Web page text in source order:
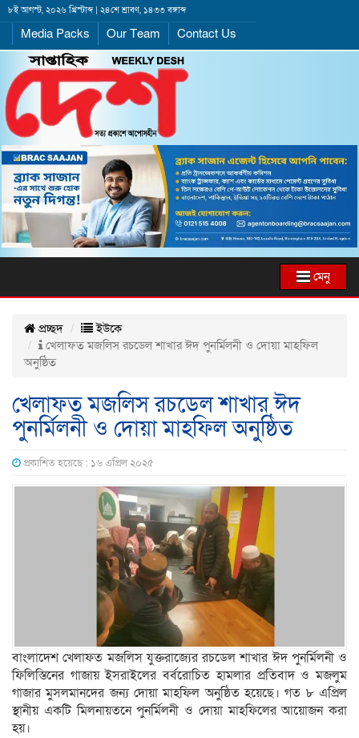
৮ই আগস্ট, ২০২৬ খ্রিস্টাব্দ | ২৪শে শ্রাবণ, ১৪৩৩ বঙ্গাব্দ
Media Packs Our Team Contact Us
মেনু
প্রচ্ছদ
ইউকে
খেলাফত মজলিস রচডেল শাখার ঈদ পুনর্মিলনী ও দোয়া মাহফিল
অনুষ্ঠিত
খেলাফত মজলিস রচডেল শাখার ঈদ
পুনর্মিলনী ও দোয়া মাহফিল অনুষ্ঠিত
প্রকাশিত হয়েছে : ১৬ এপ্রিল ২০২৫
বাংলাদেশ খেলাফত মজলিস যুক্তরাজ্যের রচডেল শাখার ঈদ পুনর্মিলনী ও
ফিলিস্তিনের গাজায় ইসরাইলের বর্বরোচিত হামলার প্রতিবাদ ও মজলুম
গাজার মুসলমানদের জন্য দোয়া মাহফিল অনুষ্ঠিত হয়েছে। গত ৮ এপ্রিল
স্থানীয় একটি মিলনায়তনে পুনর্মিলনী ও দোয়া মাহফিলের আয়োজন করা
হয়।